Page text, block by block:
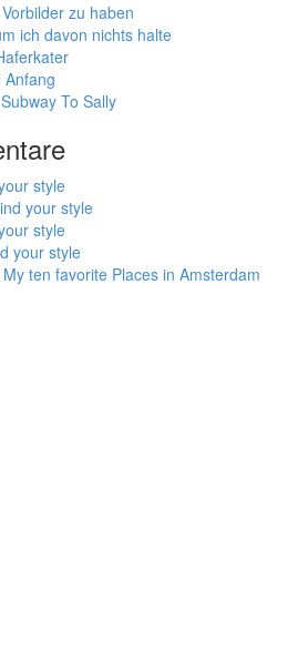
zu haben
ich davon nichts halte
Anfang
To Sally
style
your style
style
your style
My ten favorite Places in Amsterdam